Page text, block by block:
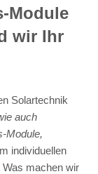
Module
wir Ihr
Solartechnik
auch
Module,
individuellen
Was machen wir